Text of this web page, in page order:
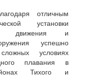
отличным
установки
движения и
успешно
условиях
плавания в
Тихого и